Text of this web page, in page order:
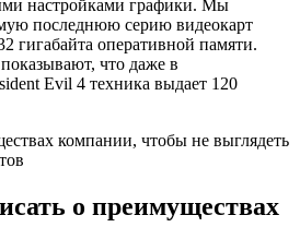
настройками графики. Мы
последнюю серию видеокарт
гигабайта оперативной памяти.
что даже в
Evil 4 техника выдает 120
о преимуществах